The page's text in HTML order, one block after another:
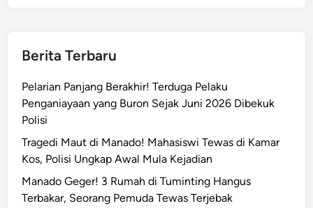
Berita Terbaru
Pelarian Panjang Berakhir! Terduga Pelaku
Penganiayaan yang Buron Sejak Juni 2026 Dibekuk
Polisi
Tragedi Maut di Manado! Mahasiswi Tewas di Kamar
Kos, Polisi Ungkap Awal Mula Kejadian
Manado Geger! 3 Rumah di Tuminting Hangus
Terbakar, Seorang Pemuda Tewas Terjebak